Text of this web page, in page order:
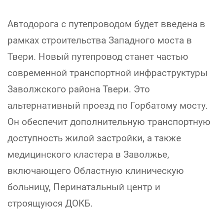
Автодорога с путепроводом будет введена в
рамках строительства Западного моста в
Твери. Новый путепровод станет частью
современной транспортной инфраструктуры
Заволжского района Твери. Это
альтернативный проезд по Горбатому мосту.
Он обеспечит дополнительную транспортную
доступность жилой застройки, а также
медицинского кластера в Заволжье,
включающего Областную клиническую
больницу, Перинатальный центр и
строящуюся ДОКБ.